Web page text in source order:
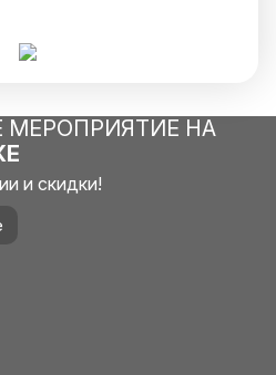
МЕРОПРИЯТИЕ НА
и скидки!